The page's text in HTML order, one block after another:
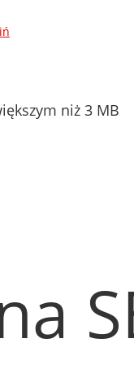
niż 3 MB